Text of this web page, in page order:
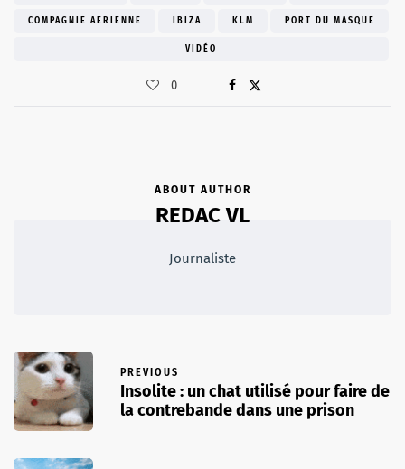
COMPAGNIE AERIENNE IBIZA KLM PORT DU MASQUE
VIDÉO
0
ABOUT AUTHOR
REDAC VL
Journaliste
PREVIOUS
Insolite : un chat utilisé pour faire de
la contrebande dans une prison